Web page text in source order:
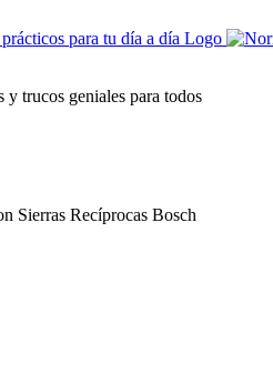
trucos geniales para todos
Sierras Recíprocas Bosch